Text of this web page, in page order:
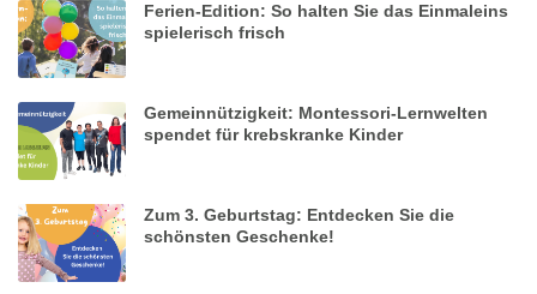
Ferien-Edition: So halten Sie das Einmaleins
spielerisch frisch
Gemeinnützigkeit: Montessori-Lernwelten
spendet für krebskranke Kinder
Zum 3. Geburtstag: Entdecken Sie die
schönsten Geschenke!